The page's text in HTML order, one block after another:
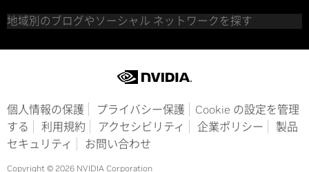
地域別のブログやソーシャル ネットワークを探す
個人情報の保護 プライバシー保護
Cookie の設定を管理
する
利用規約 アクセシビリティ 企業ポリシー
製品
セキュリティ
お問い合わせ
Copyright © 2026 NVIDIA Corporation